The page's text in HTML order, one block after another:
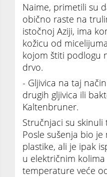
Naime, primetili su
obično raste na
istočnoj Aziji, ima
kožicu od
kojom štiti podlogu
drvo.
- Gljivica na taj
drugih gljivica ili
Kaltenbruner.
Stručnjaci su skinuli
Posle sušenja bio
plastike, ali je ipak
u električnim
temperature veće